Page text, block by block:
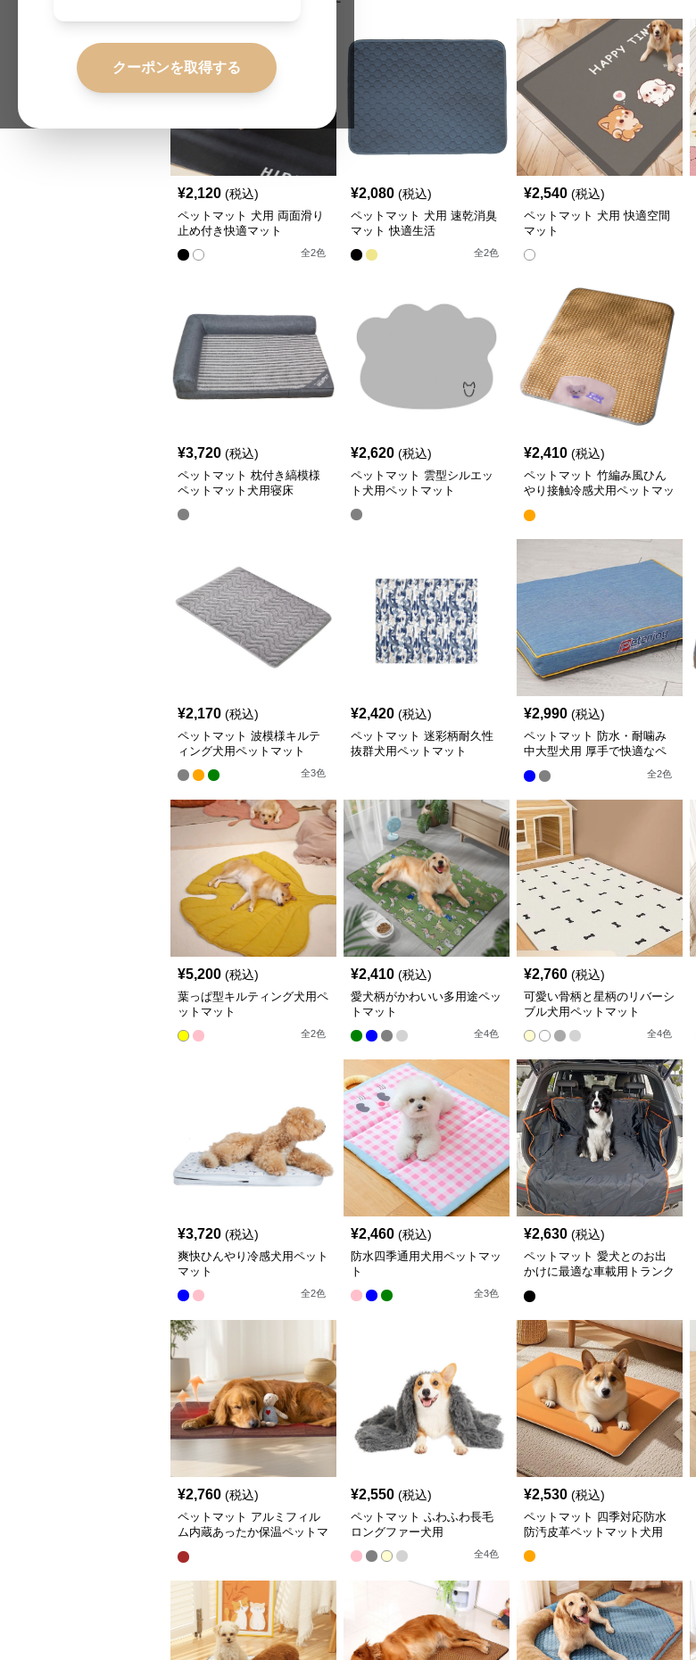
クーポンを取得する
¥2,120 (税込)
ペットマット 犬用 両面滑り
止め付き快適マット
全2色
¥2,080 (税込)
ペットマット 犬用 速乾消臭
マット 快適生活
全2色
¥2,540 (税込)
ペットマット 犬用 快適空間
マット
¥3,720 (税込)
ペットマット 枕付き縞模様
ペットマット犬用寝床
¥2,620 (税込)
ペットマット 雲型シルエッ
ト犬用ペットマット
¥2,410 (税込)
ペットマット 竹編み風ひん
やり接触冷感犬用ペットマッ
¥2,170 (税込)
ペットマット 波模様キルテ
ィング犬用ペットマット
全3色
¥2,420 (税込)
ペットマット 迷彩柄耐久性
抜群犬用ペットマット
¥2,990 (税込)
ペットマット 防水・耐噛み
中大型犬用 厚手で快適なペ
全2色
¥5,200 (税込)
葉っぱ型キルティング犬用ペ
ットマット
全2色
¥2,410 (税込)
愛犬柄がかわいい多用途ペッ
トマット
全4色
¥2,760 (税込)
可愛い骨柄と星柄のリバーシ
ブル犬用ペットマット
全4色
¥3,720 (税込)
爽快ひんやり冷感犬用ペット
マット
全2色
¥2,460 (税込)
防水四季通用犬用ペットマッ
ト
全3色
¥2,630 (税込)
ペットマット 愛犬とのお出
かけに最適な車載用トランク
¥2,760 (税込)
ペットマット アルミフィル
ム内蔵あったか保温ペットマ
¥2,550 (税込)
ペットマット ふわふわ長毛
ロングファー犬用
全4色
¥2,530 (税込)
ペットマット 四季対応防水
防汚皮革ペットマット犬用